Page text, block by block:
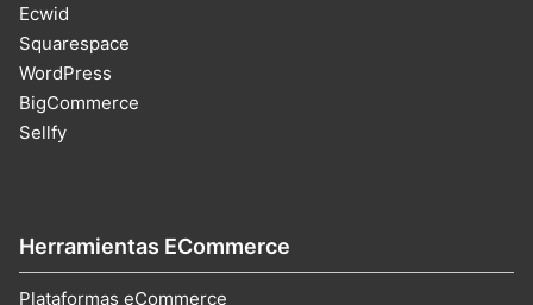
Herramientas ECommerce
Plataformas eCommerce
Ecwid
Squarespace
WordPress
BigCommerce
Sellfy